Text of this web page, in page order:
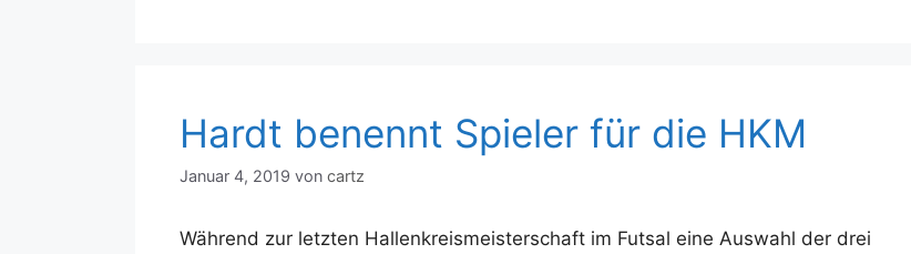
Hardt benennt Spieler für die HKM
Januar 4, 2019 von cartz
Während zur letzten Hallenkreismeisterschaft im Futsal eine Auswahl der drei